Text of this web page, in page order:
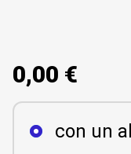
0,00 €
con un